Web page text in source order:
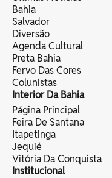
Bahia
Salvador
Diversão
Agenda Cultural
Preta Bahia
Fervo Das Cores
Colunistas
Interior Da Bahia
Página Principal
Feira De Santana
Itapetinga
Jequié
Vitória Da Conquista
Institucional